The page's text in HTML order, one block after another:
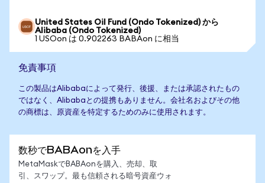
United States Oil Fund (Ondo Tokenized) から
Alibaba (Ondo Tokenized)
1 USOon は 0.902263 BABAon に相当
免責事項
この製品はAlibabaによって発行、後援、または承認されたもの
ではなく、Alibabaとの提携もありません。会社名およびその他
の商標は、原資産を特定するためのみに使用されます。
数秒でBABAonを入手
MetaMaskでBABAonを購入、売却、取
引、スワップ。最も信頼される暗号資産ウォ